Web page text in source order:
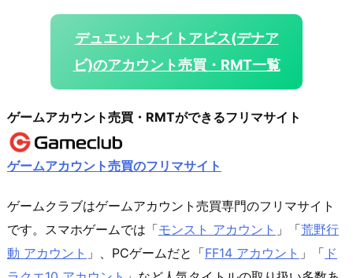
デュエットナイトアビス(デナア
ビ)のアカウント売買・RMT一覧
ゲームアカウント売買・RMTができるフリマサイト
ゲームアカウント売買のフリマサイト
ゲームクラブはゲームアカウント売買専門のフリマサイト
です。スマホゲームでは「モンスト アカウント 」「荒野行
動 アカウント 」、PCゲームだと「FF14 アカウント 」「 ド